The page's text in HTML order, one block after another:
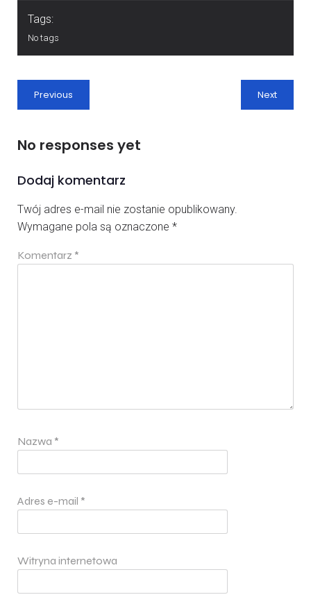
Tags:
No tags
Previous Next
No responses yet
Dodaj komentarz
Twój adres e-mail nie zostanie opublikowany.
Wymagane pola są oznaczone *
Komentarz *
Nazwa *
Adres e-mail *
Witryna internetowa